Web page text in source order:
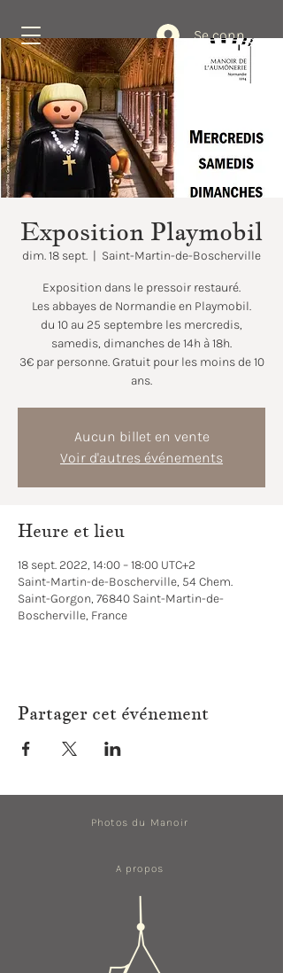
Se connecter
Réservez
Exposition Playmobil
dim. 18 sept.
  |
Saint-Martin-de-Boscherville
Exposition dans le pressoir restauré.
Les abbayes de Normandie en Playmobil.
du 10 au 25 septembre les mercredis,
samedis, dimanches de 14h à 18h.
3€ par personne. Gratuit pour les moins de 10
ans.
Aucun billet en vente
Voir d'autres événements
Heure et lieu
18 sept. 2022, 14:00 – 18:00 UTC+2
Saint-Martin-de-Boscherville, 54 Chem.
Saint-Gorgon, 76840 Saint-Martin-de-
Boscherville, France
Partager cet événement
Photos du Manoir
A propos